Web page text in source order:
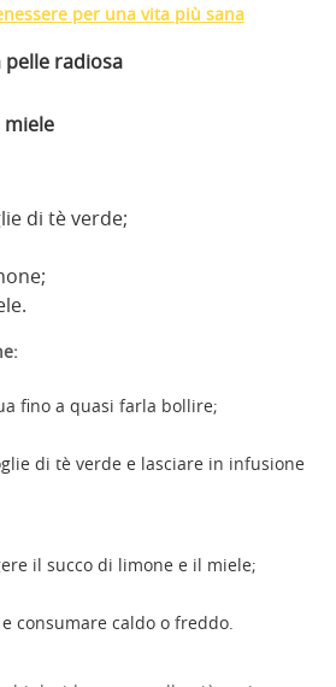
per una vita più sana
pelle radiosa
miele
di tè verde;
fino a quasi farla bollire;
di tè verde e lasciare in infusione
il succo di limone e il miele;
consumare caldo o freddo.